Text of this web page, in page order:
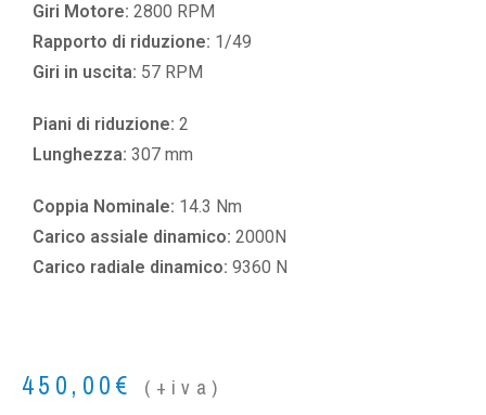
Giri Motore: 2800 RPM
Rapporto di riduzione: 1/49
Giri in uscita: 57 RPM
Piani di riduzione: 2
Lunghezza: 307 mm
Coppia Nominale: 14.3 Nm
Carico assiale dinamico: 2000N
Carico radiale dinamico: 9360 N
450,00€ (+iva)